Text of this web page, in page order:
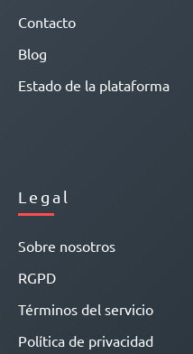
Contacto
Blog
Estado de la plataforma
Legal
Sobre nosotros
RGPD
Términos del servicio
Política de privacidad